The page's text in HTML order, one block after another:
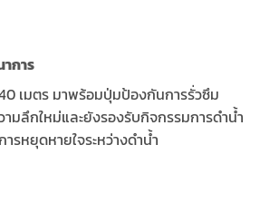
การ
เมตร มาพร้อมปุ่มป้องกันการรั่วซึม
มลึกใหม่และยังรองรับกิจกรรมการดำน้ำ
รหยุดหายใจระหว่างดำน้ำ